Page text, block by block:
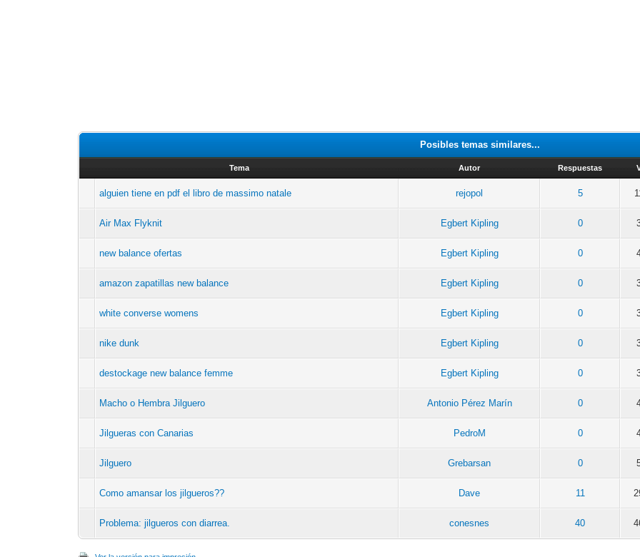
Posibles temas similares...
Tema Autor Respuestas
alguien tiene en pdf el libro de massimo natale rejopol 5
Air Max Flyknit Egbert Kipling 0
new balance ofertas Egbert Kipling 0
amazon zapatillas new balance Egbert Kipling 0
white converse womens Egbert Kipling 0
nike dunk Egbert Kipling 0
destockage new balance femme Egbert Kipling 0
Macho o Hembra Jilguero Antonio Pérez Marín 0
Jilgueras con Canarias PedroM 0
Jilguero Grebarsan 0
Como amansar los jilgueros?? Dave 11
Problema: jilgueros con diarrea. conesnes 40